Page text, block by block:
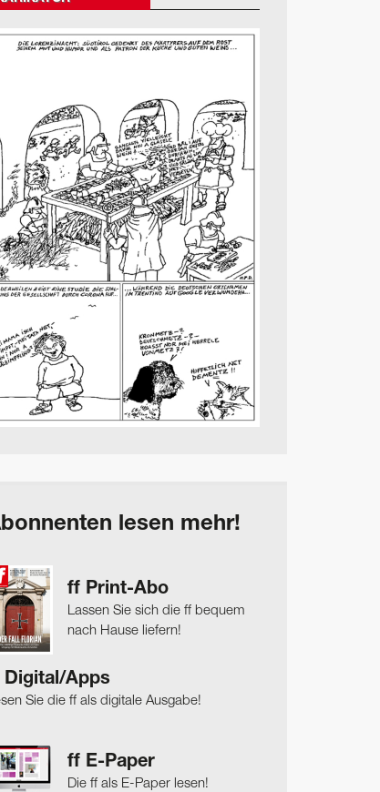
lesen mehr!
ff Print-Abo
Lassen Sie sich die ff bequem
nach Hause liefern!
Apps
Sie die ff als digitale Ausgabe!
ff E-Paper
Die ff als E-Paper lesen!